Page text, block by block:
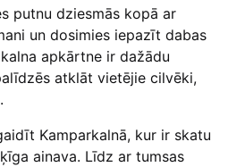
putnu dziesmās kopā ar
un dosimies iepazīt dabas
apkārtne ir dažādu
atklāt vietējie cilvēki,
Kamparkalnā, kur ir skatu
ainava. Līdz ar tumsas